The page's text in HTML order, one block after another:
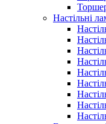
Настільні